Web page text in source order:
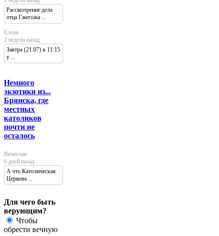
Рассмотрение дела
отца Гжегожа ...
Елена
2 недели назад
Завтра (21.07) в 11:15
у ...
Немного
экзотики из...
Брянска, где
местных
католиков
почти не
осталось
Вячеслав
6 дней назад
А что Католическая
Церковь ...
Для чего быть
верующим?
Чтобы
обрести вечную